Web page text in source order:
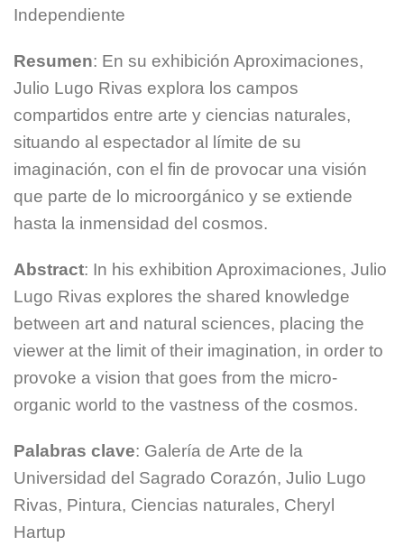
Independiente
Resumen: En su exhibición Aproximaciones,
Julio Lugo Rivas explora los campos
compartidos entre arte y ciencias naturales,
situando al espectador al límite de su
imaginación, con el fin de provocar una visión
que parte de lo microorgánico y se extiende
hasta la inmensidad del cosmos.
Abstract: In his exhibition Aproximaciones, Julio
Lugo Rivas explores the shared knowledge
between art and natural sciences, placing the
viewer at the limit of their imagination, in order to
provoke a vision that goes from the micro-
organic world to the vastness of the cosmos.
Palabras clave: Galería de Arte de la
Universidad del Sagrado Corazón, Julio Lugo
Rivas, Pintura, Ciencias naturales, Cheryl
Hartup